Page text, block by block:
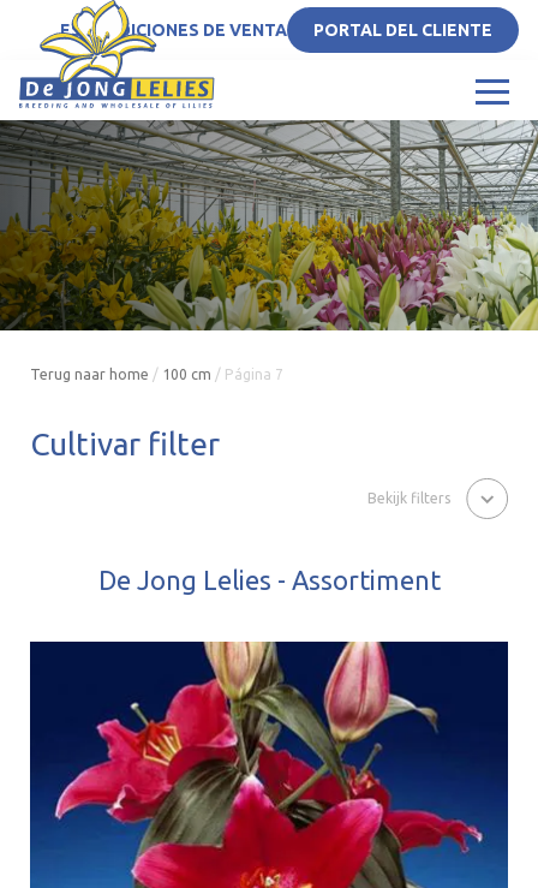
ESCONDICIONES DE VENTA PORTAL DEL CLIENTE
Terug naar home / 100 cm / Página 7
Cultivar filter
Bekijk filters
De Jong Lelies - Assortiment